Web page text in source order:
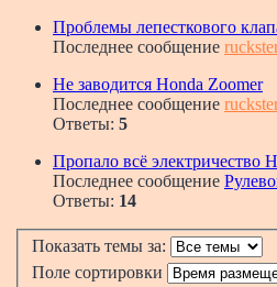
Проблемы лепесткового
Последнее сообщение
Не заводится Honda Zoomer
Последнее сообщение
Ответы: 5
Пропало всё электричество
Последнее сообщение
Ответы: 14
Показать темы за:
Поле сортировки